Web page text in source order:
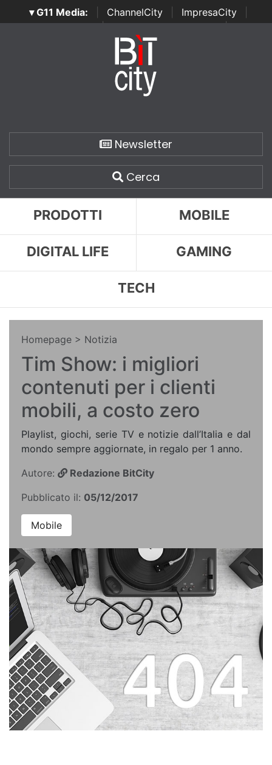
▾ G11 Media: ChannelCity ImpresaCity
SecurityOpenLab | Italian Channel Awards | Italian
Italian Security Awards
Newsletter
Cerca
PRODOTTI MOBILE
DIGITAL LIFE GAMING
TECH
Homepage > Notizia
Tim Show: i migliori
contenuti per i clienti
mobili, a costo zero
Playlist, giochi, serie TV e notizie dall’Italia e dal
mondo sempre aggiornate, in regalo per 1 anno.
Autore:
Redazione BitCity
Pubblicato il: 05/12/2017
Mobile